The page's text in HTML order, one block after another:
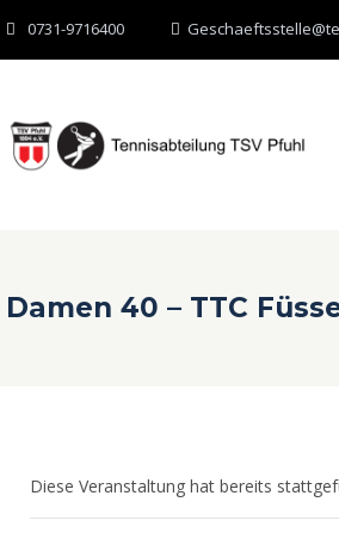
0731-9716400
Damen 40 – TTC
Diese Veranstaltung hat bereits